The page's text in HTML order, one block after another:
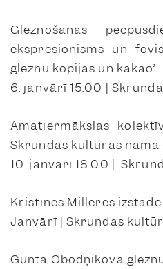
Gleznošanas
ekspresionisms un
gleznu kopijas un kakao”
6. janvārī 15.00 |
Amatiermākslas
Skrundas kultūras nama
10. janvārī 18.00 |
Kristīnes Milleres izstāde
Janvārī | Skrundas
Gunta Obodņikova